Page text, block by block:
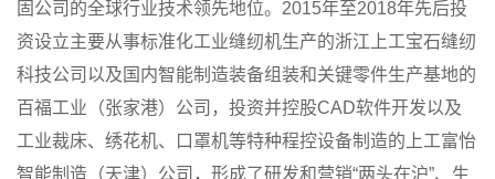
固公司的全球行业技术领先地位。2015年至2018年先后投
资设立主要从事标准化工业缝纫机生产的浙江上工宝石缝纫
科技公司以及国内智能制造装备组装和关键零件生产基地的
百福工业（张家港）公司，投资并控股CAD软件开发以及
工业裁床、绣花机、口罩机等特种程控设备制造的上工富怡
智能制造（天津）公司，形成了研发和营销“两头在沪”、生